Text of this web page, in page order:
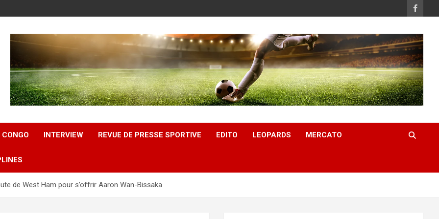
CONGO INTERVIEW REVUE DE PRESSE SPORTIVE EDITO LEOPARDS MERCATO
de West Ham pour s’offrir Aaron Wan-Bissaka